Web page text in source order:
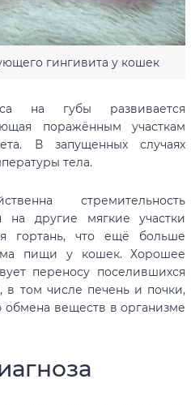
гингивита у кошек
на губы развивается
поражённым участкам
В запущенных случаях
тела.
стремительность
на другие мягкие участки
гортань, что ещё больше
пищи у кошек. Хорошее
переносу поселившихся
в том числе печень и почки,
веществ в организме